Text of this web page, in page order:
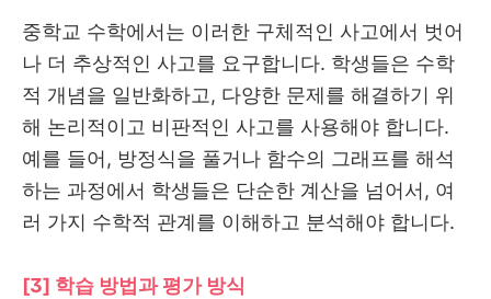
중학교 수학에서는 이러한 구체적인 사고에서 벗어
나 더 추상적인 사고를 요구합니다. 학생들은 수학
적 개념을 일반화하고, 다양한 문제를 해결하기 위
해 논리적이고 비판적인 사고를 사용해야 합니다.
예를 들어, 방정식을 풀거나 함수의 그래프를 해석
하는 과정에서 학생들은 단순한 계산을 넘어서, 여
러 가지 수학적 관계를 이해하고 분석해야 합니다.
[3] 학습 방법과 평가 방식